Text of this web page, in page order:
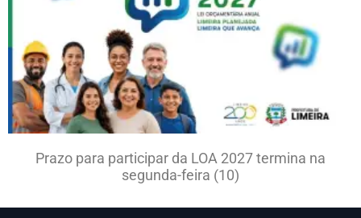
Prazo para participar da LOA 2027 termina na
segunda-feira (10)